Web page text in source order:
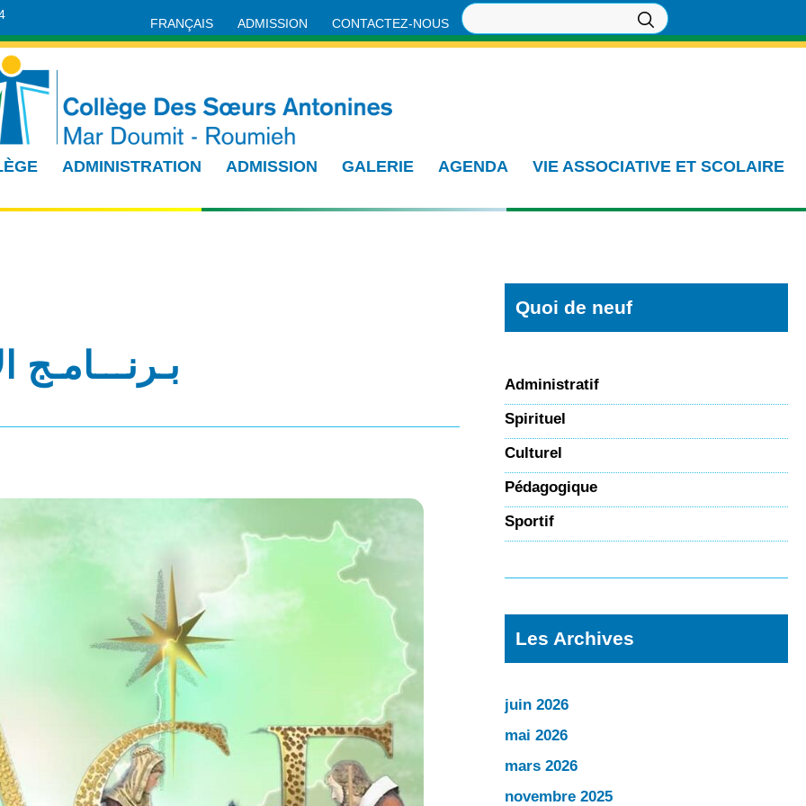
FRANÇAIS ADMISSION CONTACTEZ-NOUS
ADMINISTRATION ADMISSION GALERIE AGENDA VIE ASSOCIATIVE ET SCOLAIRE
بـرنـــامـج
Quoi de neuf
Administratif
Spirituel
Culturel
Pédagogique
Sportif
Les Archives
juin 2026
mai 2026
mars 2026
novembre 2025